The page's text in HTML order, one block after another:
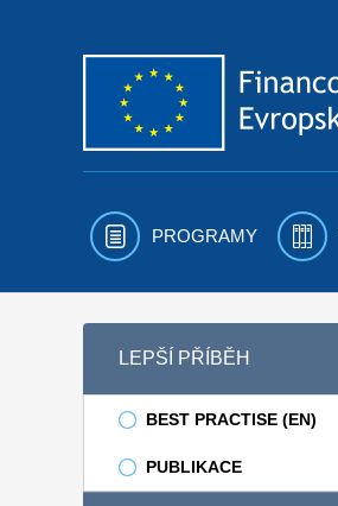
PROGRAMY
LEPŠÍ PŘÍBĚH
BEST PRACTISE (EN)
PUBLIKACE